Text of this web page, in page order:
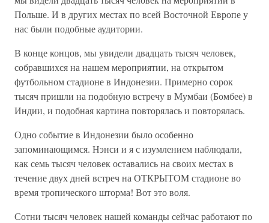
Польше. И в других местах по всей Восточной Европе у
нас были подобные аудитории.
В конце концов, мы увидели двадцать тысяч человек,
собравшихся на нашем мероприятии, на открытом
футбольном стадионе в Индонезии. Примерно сорок
тысяч пришли на подобную встречу в Мумбаи (Бомбее) в
Индии, и подобная картина повторялась и повторялась.
Одно событие в Индонезии было особенно
запоминающимся. Нэнси и я с изумлением наблюдали,
как семь тысяч человек оставались на своих местах в
течение двух дней встреч на ОТКРЫТОМ стадионе во
время тропического шторма! Вот это воля.
Сотни тысяч человек нашей команды сейчас работают по